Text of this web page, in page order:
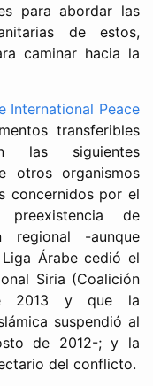
para abordar las
de estos,
caminar hacia la
International Peace
transferibles
las siguientes
otros organismos
concernidos por el
de
regional -aunque
Árabe cedió el
Siria (Coalición
2013 y que la
suspendió al
de 2012-; y la
del conflicto.